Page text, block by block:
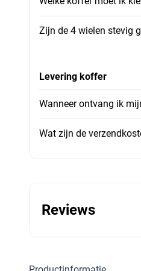
Zijn de 4 wielen stevig
Levering koffer
Wanneer ontvang ik
Wat zijn de
Reviews